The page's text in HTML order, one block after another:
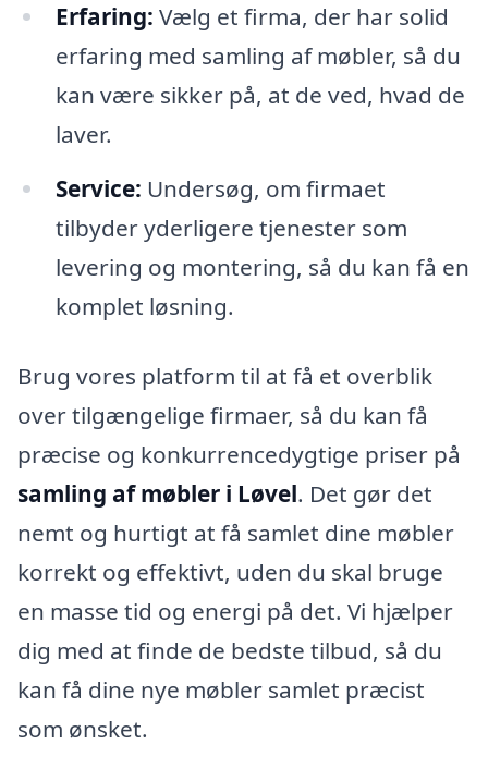
Erfaring: Vælg et firma, der har solid
erfaring med samling af møbler, så du
kan være sikker på, at de ved, hvad de
laver.
Service: Undersøg, om firmaet
tilbyder yderligere tjenester som
levering og montering, så du kan få en
komplet løsning.
Brug vores platform til at få et overblik
over tilgængelige firmaer, så du kan få
præcise og konkurrencedygtige priser på
samling af møbler i Løvel. Det gør det
nemt og hurtigt at få samlet dine møbler
korrekt og effektivt, uden du skal bruge
en masse tid og energi på det. Vi hjælper
dig med at finde de bedste tilbud, så du
kan få dine nye møbler samlet præcist
som ønsket.